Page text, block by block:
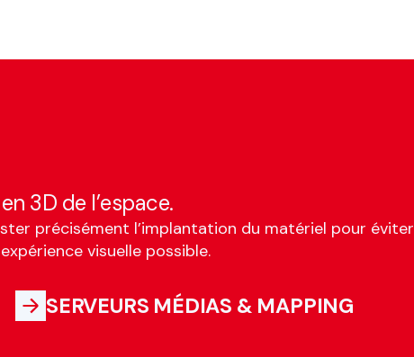
3D de l’espace.
précisément l’implantation du matériel pour
visuelle possible.
SERVEURS MÉDIAS & MAPPING